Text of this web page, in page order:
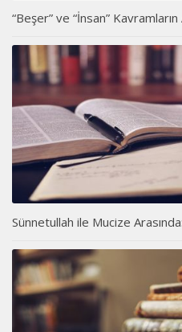
“Beşer” ve “İnsan”
Sünnetullah ile Mucize